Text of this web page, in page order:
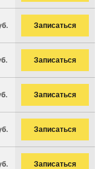
Записаться
Записаться
Записаться
Записаться
Записаться